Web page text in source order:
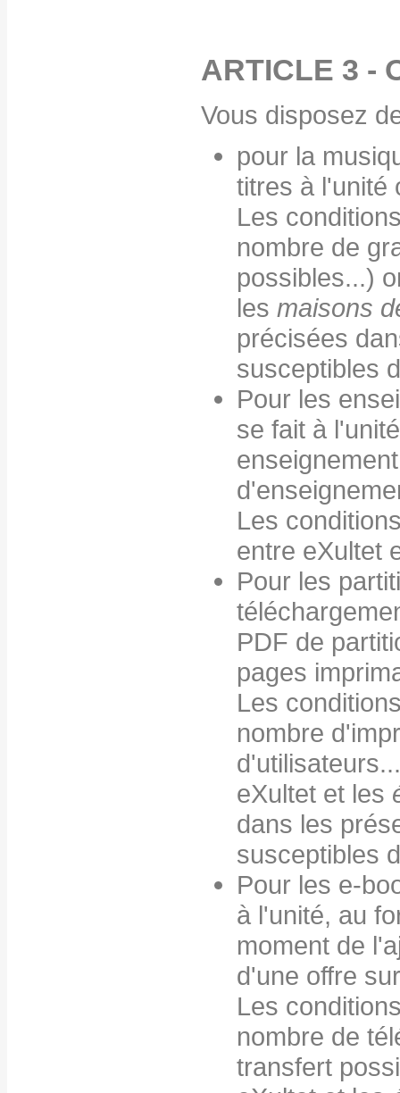
ARTICLE 3 -
Vous disposez
pour la
titres à l'unité
Les
nombre de
possibles...)
les maisons
précisées
susceptibles
Pour les
se fait à
Les
entre eXultet
Pour les
PDF de
pages
Les
nombre
eXultet et les
dans les
susceptibles
Pour les e-
à l'unité, au
moment de
d'une offre
Les
nombre de
transfert